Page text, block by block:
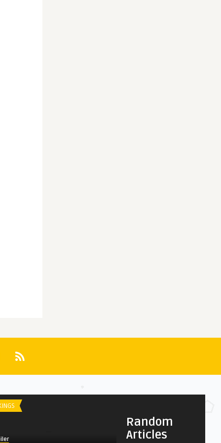
Random
Articles
Spoiler